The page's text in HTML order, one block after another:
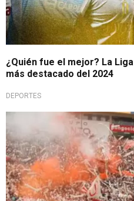
¿Quién fue el mejor? La
más destacado del 2024
DEPORTES
Los hinchas siempre presentes